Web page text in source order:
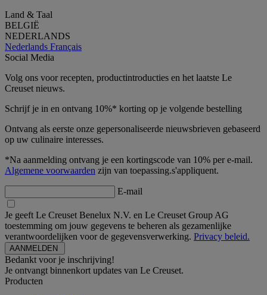
Land & Taal
BELGIË
NEDERLANDS
Nederlands Français
Social Media
Volg ons voor recepten, productintroducties en het laatste Le
Creuset nieuws.
Schrijf je in en ontvang 10%* korting op je volgende bestelling
Ontvang als eerste onze gepersonaliseerde nieuwsbrieven gebaseerd
op uw culinaire interesses.
*Na aanmelding ontvang je een kortingscode van 10% per e-mail.
Algemene voorwaarden zijn van toepassing.s'appliquent.
E-mail
Je geeft Le Creuset Benelux N.V. en Le Creuset Group AG
toestemming om jouw gegevens te beheren als gezamenlijke
verantwoordelijken voor de gegevensverwerking. Privacy beleid.
Bedankt voor je inschrijving!
Je ontvangt binnenkort updates van Le Creuset.
Producten